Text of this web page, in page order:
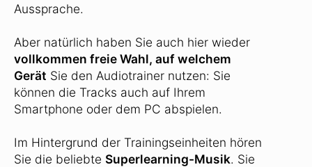
Aussprache.
Aber natürlich haben Sie auch hier wieder
vollkommen freie Wahl, auf welchem
Gerät Sie den Audiotrainer nutzen: Sie
können die Tracks auch auf Ihrem
Smartphone oder dem PC abspielen.
Im Hintergrund der Trainingseinheiten hören
Sie die beliebte Superlearning-Musik. Sie